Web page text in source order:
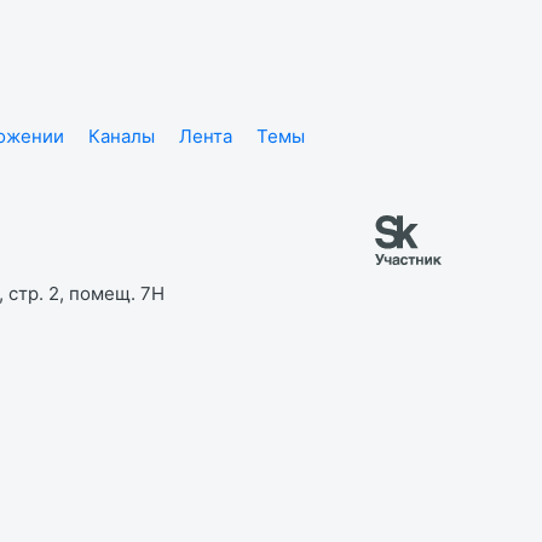
Каналы Лента
Темы
стр. 2, помещ. 7Н